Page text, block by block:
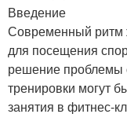
Введение
Современный ритм
для посещения
решение
тренировки могут
занятия в фитнес-